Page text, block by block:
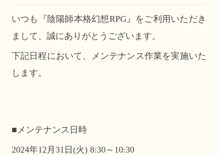
いつも『陰陽師本格幻想RPG』をご利用いただき
まして、誠にありがとうございます。
下記日程において、メンテナンス作業を実施いた
します。
■メンテナンス日時
2024年12月31日(火) 8:30～10:30